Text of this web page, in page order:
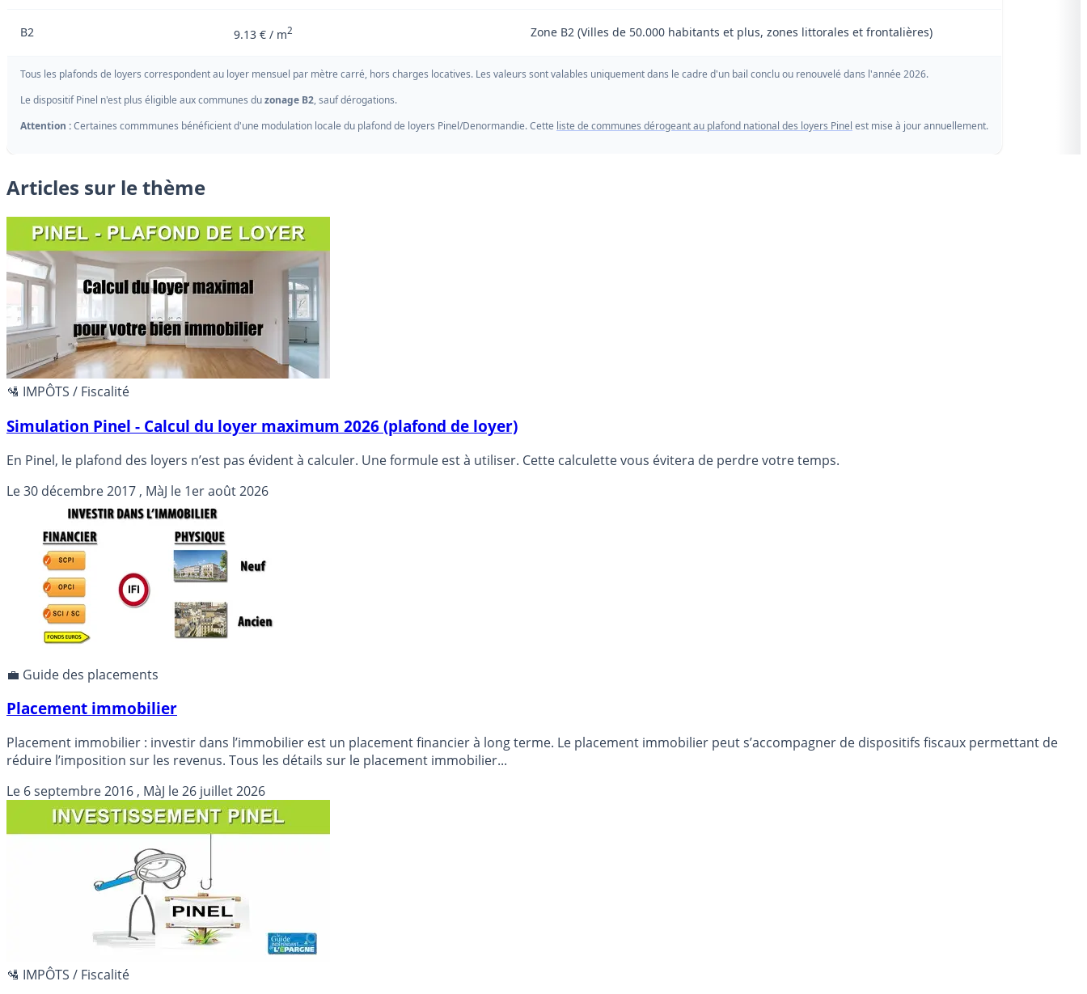
B2 9.13 € / m2 Zone B2 (Villes de 50.000 habitants et plus, zones littorales et frontalières)
Tous les plafonds de loyers correspondent au loyer mensuel par mètre carré, hors charges locatives. Les valeurs sont valables uniquement dans le cadre d'un bail conclu ou renouvelé dans l'année 2026.
Le dispositif Pinel n'est plus éligible aux communes duzonage B2, sauf dérogations.
Attention :Certaines commmunes bénéficient d'une modulation locale du plafond de loyers Pinel/Denormandie. Cette liste de communes dérogeant au plafond national des loyers Pinel est mise à jour annuellement.
Articles sur le thème
🛂 IMPÔTS / Fiscalité
Simulation Pinel - Calcul du loyer maximum 2026 (plafond de loyer)
En Pinel, le plafond des loyers n’est pas évident à calculer. Une formule est à utiliser. Cette calculette vous évitera de perdre votre temps.
Le30 décembre 2017 , MàJ le 1er août 2026
💼 Guide des placements
Placement immobilier
Placement immobilier : investir dans l’immobilier est un placement financier à long terme. Le placement immobilier peut s’accompagner de dispositifs fiscaux permettant de
réduire l’imposition sur les revenus. Tous les détails sur le placement immobilier...
Le 6 septembre 2016 , MàJ le26 juillet 2026
🛂 IMPÔTS / Fiscalité